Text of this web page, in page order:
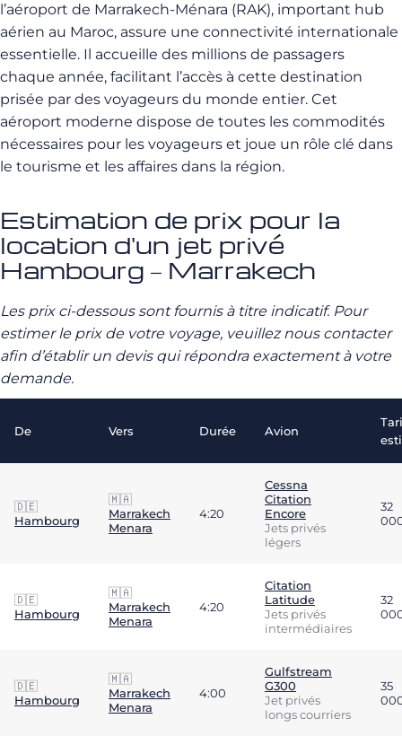
l’aéroport de Marrakech-Ménara (RAK), important hub
aérien au Maroc, assure une connectivité internationale
essentielle. Il accueille des millions de passagers
chaque année, facilitant l’accès à cette destination
prisée par des voyageurs du monde entier. Cet
aéroport moderne dispose de toutes les commodités
nécessaires pour les voyageurs et joue un rôle clé dans
le tourisme et les affaires dans la région.
Estimation de prix pour la
location d'un jet privé
Hambourg – Marrakech
Les prix ci-dessous sont fournis à titre indicatif. Pour
estimer le prix de votre voyage, veuillez nous contacter
afin d’établir un devis qui répondra exactement à votre
demande.
De Vers Durée Avion
🇩🇪
Hambourg
🇲🇦
Marrakech
Menara
4:20
Cessna
Citation
Encore
Jets privés
légers
32
🇩🇪
Hambourg
🇲🇦
Marrakech
Menara
4:20
Citation
Latitude
Jets privés
intermédiaires
32
🇩🇪
Hambourg
🇲🇦
Marrakech
Menara
4:00
Gulfstream
G300
Jet privés
longs courriers
35